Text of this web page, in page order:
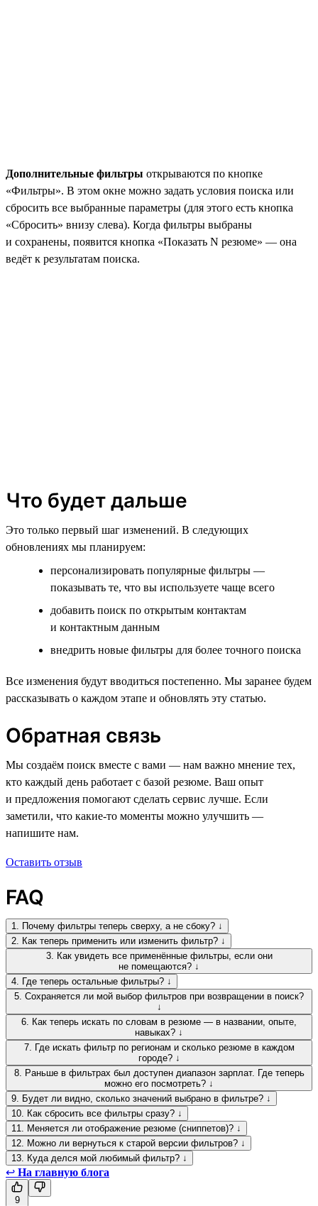
Дополнительные фильтры открываются по кнопке
«Фильтры». В этом окне можно задать условия поиска или
сбросить все выбранные параметры (для этого есть кнопка
«Сбросить» внизу слева). Когда фильтры выбраны
и сохранены, появится кнопка «Показать N резюме» — она
ведёт к результатам поиска.
Что будет дальше
Это только первый шаг изменений. В следующих
обновлениях мы планируем:
персонализировать популярные фильтры —
показывать те, что вы используете чаще всего
добавить поиск по открытым контактам
и контактным данным
внедрить новые фильтры для более точного поиска
Все изменения будут вводиться постепенно. Мы заранее будем
рассказывать о каждом этапе и обновлять эту статью.
Обратная связь
Мы создаём поиск вместе с вами — нам важно мнение тех,
кто каждый день работает с базой резюме. Ваш опыт
и предложения помогают сделать сервис лучше. Если
заметили, что какие-то моменты можно улучшить —
напишите нам.
Оставить отзыв
FAQ
1. Почему фильтры теперь сверху, а не сбоку? ↓
2. Как теперь применить или изменить фильтр? ↓
3. Как увидеть все применённые фильтры, если они
не помещаются? ↓
4. Где теперь остальные фильтры? ↓
5. Сохраняется ли мой выбор фильтров при возвращении в поиск?
↓
6. Как теперь искать по словам в резюме — в названии, опыте,
навыках? ↓
7. Где искать фильтр по регионам и сколько резюме в каждом
городе? ↓
8. Раньше в фильтрах был доступен диапазон зарплат. Где теперь
можно его посмотреть? ↓
9. Будет ли видно, сколько значений выбрано в фильтре? ↓
10. Как сбросить все фильтры сразу? ↓
11. Меняется ли отображение резюме (сниппетов)? ↓
12. Можно ли вернуться к старой версии фильтров? ↓
13. Куда делся мой любимый фильтр? ↓
↩ На главную блога
9